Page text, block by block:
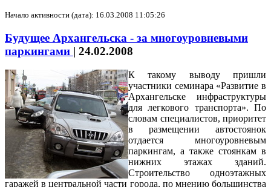
Начало активности (дата): 16.03.2008 11:05:26
Будущее Архангельска - за многоуровневыми
паркингами | 24.02.2008
К такому выводу пришли
участники семинара «Развитие в
Архангельске инфраструктуры
для легкового транспорта». По
словам специалистов, приоритет
в размещении автостоянок
отдается многоуровневым
паркингам, а также стоянкам в
нижних этажах зданий.
Строительство одноэтажных
гаражей в центральной части города, по мнению большинства